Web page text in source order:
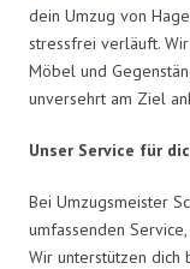
dein Umzug von
stressfrei verläuft.
Möbel und
unversehrt am Ziel
Unser Service für
Bei Umzugsmeister
umfassenden
Wir unterstützen dich